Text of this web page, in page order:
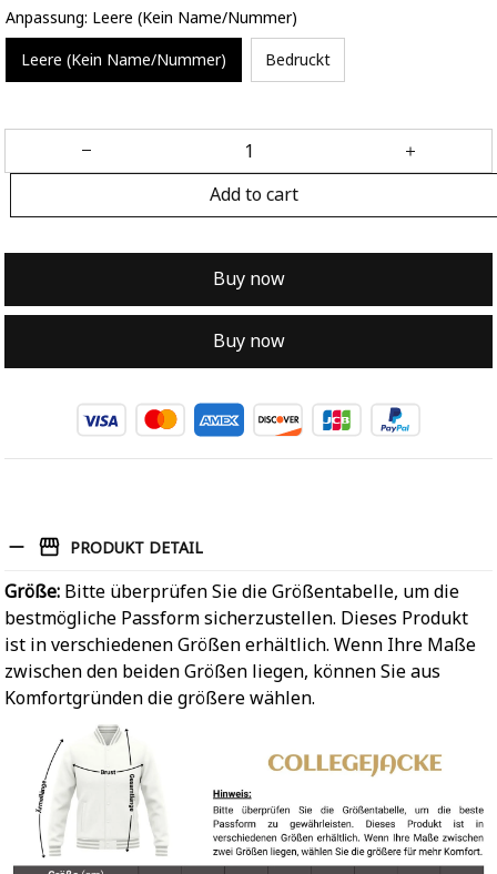
Anpassung: Leere (Kein Name/Nummer)
Leere (Kein Name/Nummer) Bedruckt
Add to cart
Buy now
Buy now
PRODUKT DETAIL
Größe: Bitte überprüfen Sie die Größentabelle, um die
bestmögliche Passform sicherzustellen. Dieses Produkt
ist in verschiedenen Größen erhältlich. Wenn Ihre Maße
zwischen den beiden Größen liegen, können Sie aus
Komfortgründen die größere wählen.